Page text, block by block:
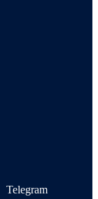
Telegram